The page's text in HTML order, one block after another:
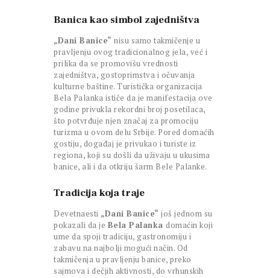
Banica kao simbol zajedništva
„Dani Banice“ nisu samo takmičenje u
pravljenju ovog tradicionalnog jela, već i
prilika da se promovišu vrednosti
zajedništva, gostoprimstva i očuvanja
kulturne baštine. Turistička organizacija
Bela Palanka ističe da je manifestacija ove
godine privukla rekordni broj posetilaca,
što potvrđuje njen značaj za promociju
turizma u ovom delu Srbije. Pored domaćih
gostiju, događaj je privukao i turiste iz
regiona, koji su došli da uživaju u ukusima
banice, ali i da otkriju šarm Bele Palanke.
Tradicija koja traje
Devetnaesti „Dani Banice“ još jednom su
pokazali da je Bela Palanka domaćin koji
ume da spoji tradiciju, gastronomiju i
zabavu na najbolji mogući način. Od
takmičenja u pravljenju banice, preko
sajmova i dečjih aktivnosti, do vrhunskih